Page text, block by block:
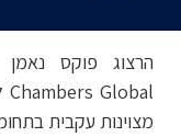
הרצוג פוקס
מצוינות עקבית